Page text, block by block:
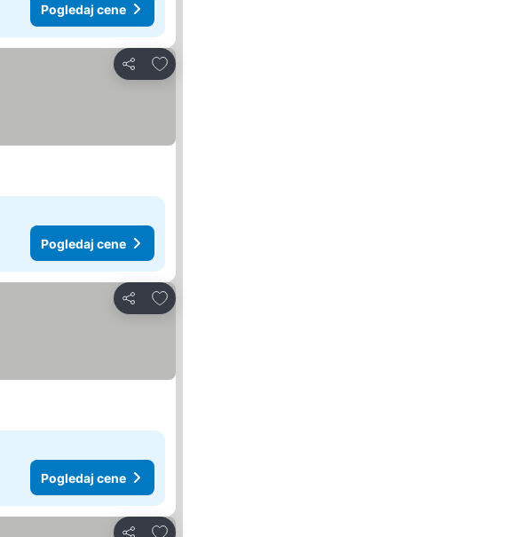
Pogledaj cene
Deli
Dodati u favorite
Pogledaj cene
Deli
Dodati u favorite
Pogledaj cene
Dodati u favorite